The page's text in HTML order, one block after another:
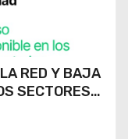
RED Y BAJA
SECTORES